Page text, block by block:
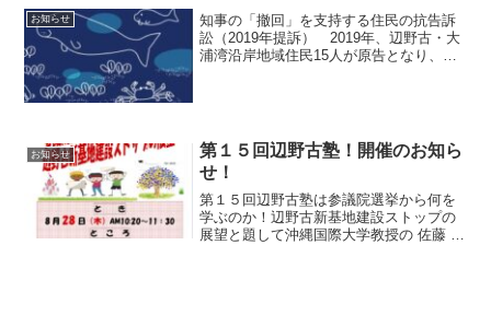
るため、県と国の双方を被告として提
訴。対県の訴訟は、「県...
お知らせ
知事の「撤回」を支持する住民の抗告訴
訟（2019年提訴） 2019年、辺野古・大
浦湾沿岸地域住民15人が原告となり、沖
お知らせ
第１５回辺野古塾！開催のお知ら
せ！
第１５回辺野古塾は参議院選挙から何を
学ぶのか！辺野古新基地建設ストップの
展望と題して沖縄国際大学教授の 佐藤 学